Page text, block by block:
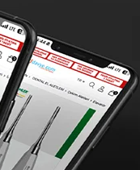
Ücretsiz
Kargo